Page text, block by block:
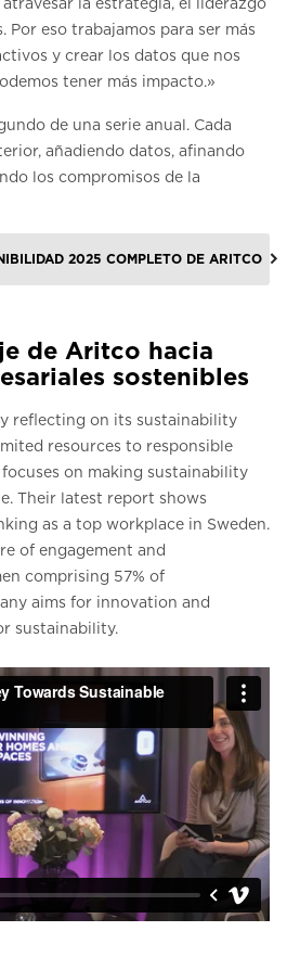
Por eso trabajamos para ser más
y crear los datos que nos
tener más impacto.»
de una serie anual. Cada
añadiendo datos, afinando
los compromisos de la
2025 COMPLETO DE ARITCO
de Aritco hacia
sostenibles
reflecting on its sustainability
resources to responsible
on making sustainability
Their latest report shows
as a top workplace in Sweden.
of engagement and
comprising 57% of
aims for innovation and
sustainability.